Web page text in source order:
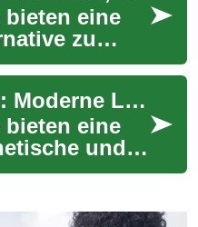
eine
zu
Prothesen.
Zahnwu...Zahnimplantate: Moderne Lösungen für verlorene Zähne
eine
und
zu